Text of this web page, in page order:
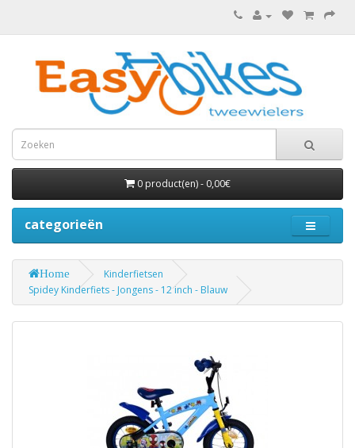
0 product(en) - 0,00€
categorieën
Home
Kinderfietsen
Spidey Kinderfiets - Jongens - 12 inch - Blauw